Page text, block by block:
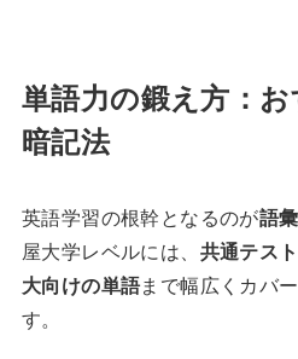
単語力の鍛え方：
暗記法
英語学習の根幹となるのが語
屋大学レベルには、 共通テス
大向けの単語まで幅広くカバ
す。